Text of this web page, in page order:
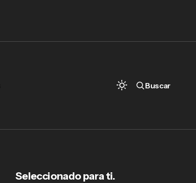
Buscar
Seleccionado para ti.